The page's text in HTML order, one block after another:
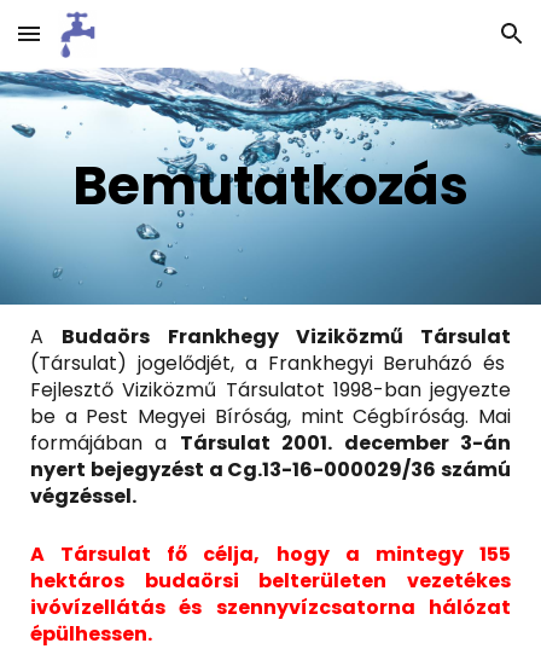
Skip to main content Skip to navigation
Bemutatkozás
A Budaörs Frankhegy Viziközmű Társulat
(Társulat) jogelődjét, a Frankhegyi Beruházó és
Fejlesztő Viziközmű Társulatot 1998-ban jegyezte
be a Pest Megyei Bíróság, mint Cégbíróság. Mai
formájában a Társulat 2001. december 3-án
nyert bejegyzést a Cg.13-16-000029/36 számú
végzéssel.
A Társulat fő célja, hogy a mintegy 155
hektáros budaörsi belterületen vezetékes
ivóvízellátás és szennyvízcsatorna hálózat
épülhessen.